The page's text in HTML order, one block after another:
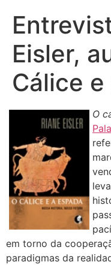
Eisler,
Cálice e
O
em torno da
paradigmas da